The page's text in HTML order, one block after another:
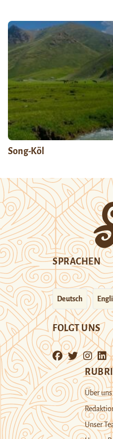
Song-Köl
SPRACHEN
Deutsch
FOLGT UNS
Über uns
Unser